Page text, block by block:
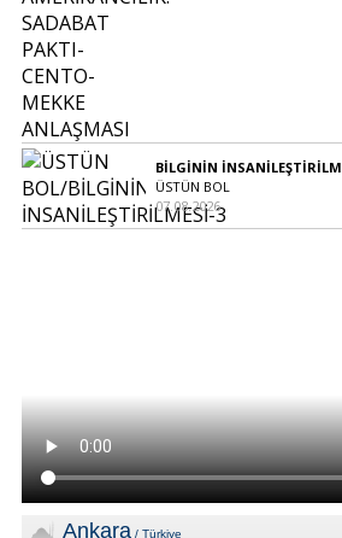
BİLGİNİN
ÜSTÜN BOL
07.08.2026